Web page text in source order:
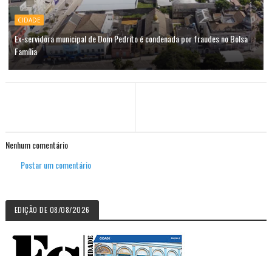
CIDADE
Ex-servidora municipal de Dom Pedrito é condenada por fraudes no Bolsa
Família
Nenhum comentário
Postar um comentário
EDIÇÃO DE 08/08/2026